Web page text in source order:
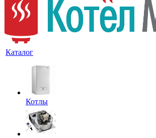
Каталог
Котлы